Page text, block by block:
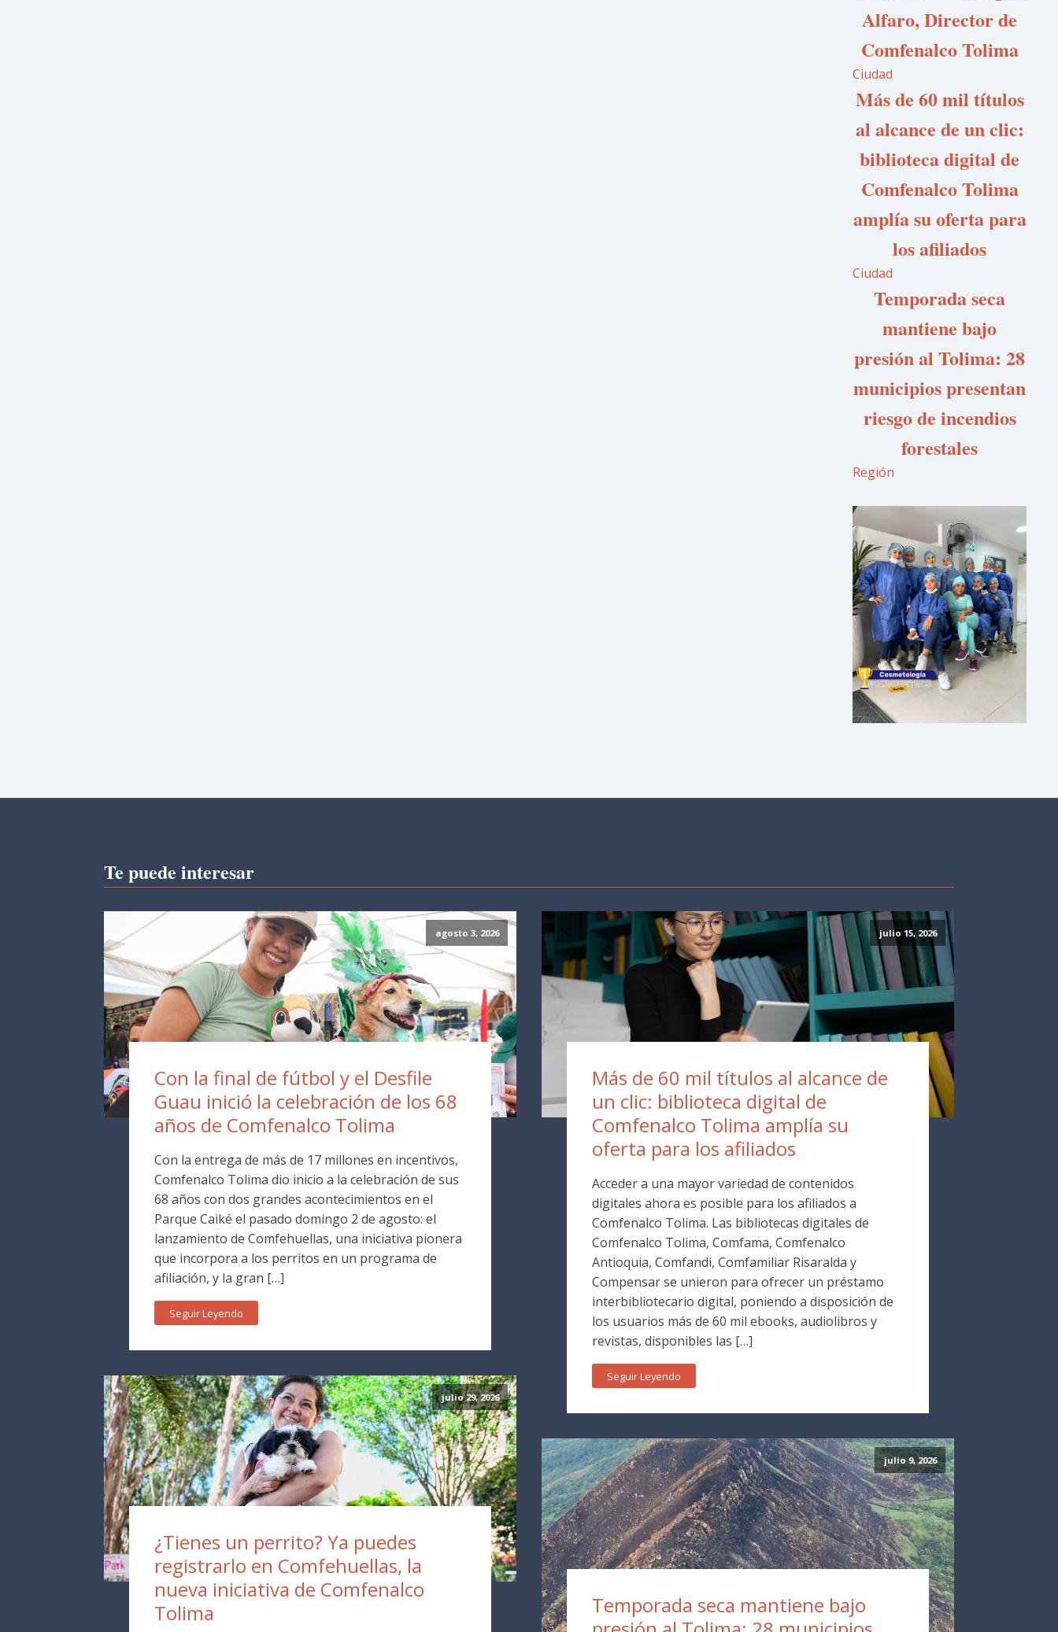
Alfaro, Director de
Comfenalco Tolima
Ciudad
Más de 60 mil títulos
al alcance de un clic:
biblioteca digital de
Comfenalco Tolima
amplía su oferta para
los afiliados
Ciudad
Temporada seca
mantiene bajo
presión al Tolima: 28
municipios presentan
riesgo de incendios
forestales
Región
Te puede interesar
agosto 3, 2026
Con la final de fútbol y el Desfile
Guau inició la celebración de los 68
años de Comfenalco Tolima
Con la entrega de más de 17 millones en incentivos,
Comfenalco Tolima dio inicio a la celebración de sus
68 años con dos grandes acontecimientos en el
Parque Caiké el pasado domingo 2 de agosto: el
lanzamiento de Comfehuellas, una iniciativa pionera
que incorpora a los perritos en un programa de
afiliación, y la gran […]
Seguir Leyendo
julio 29, 2026
¿Tienes un perrito? Ya puedes
registrarlo en Comfehuellas, la
nueva iniciativa de Comfenalco
Tolima
julio 15, 2026
Más de 60 mil títulos al alcance de
un clic: biblioteca digital de
Comfenalco Tolima amplía su
oferta para los afiliados
Acceder a una mayor variedad de contenidos
digitales ahora es posible para los afiliados a
Comfenalco Tolima. Las bibliotecas digitales de
Comfenalco Tolima, Comfama, Comfenalco
Antioquia, Comfandi, Comfamiliar Risaralda y
Compensar se unieron para ofrecer un préstamo
interbibliotecario digital, poniendo a disposición de
los usuarios más de 60 mil ebooks, audiolibros y
revistas, disponibles las […]
Seguir Leyendo
julio 9, 2026
Temporada seca mantiene bajo